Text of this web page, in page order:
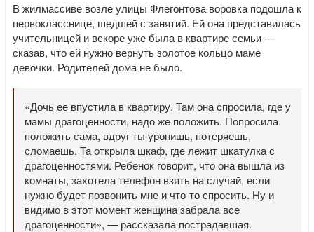
В жилмассиве возле улицы Флегонтова воровка подошла к
первокласснице, шедшей с занятий. Ей она представилась
учительницей и вскоре уже была в квартире семьи —
сказав, что ей нужно вернуть золотое кольцо маме
девочки. Родителей дома не было.
«Дочь ее впустила в квартиру. Там она спросила, где у
мамы драгоценности, надо же положить. Попросила
положить сама, вдруг ты уронишь, потеряешь,
сломаешь. Та открыла шкаф, где лежит шкатулка с
драгоценностями. Ребенок говорит, что она вышла из
комнаты, захотела телефон взять на случай, если
нужно будет позвонить мне и что-то спросить. Ну и
видимо в этот момент женщина забрала все
драгоценности», — рассказала пострадавшая.